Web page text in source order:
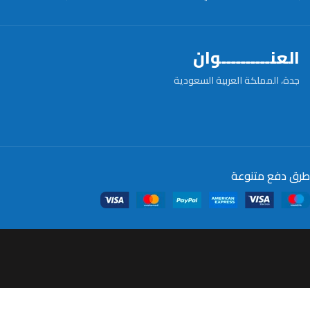
العنــــــــــوان
جدة، المملكة العربية السعودية
طرق دفع متنوعة